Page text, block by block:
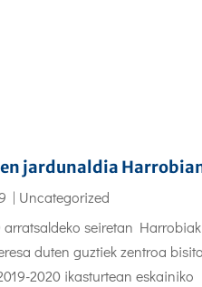
jardunaldia
| Uncategorized
arratsaldeko seiretan Harrobiak
duten guztiek zentroa
2020 ikasturtean eskainiko